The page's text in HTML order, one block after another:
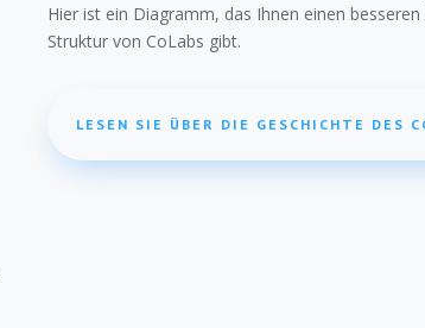
Hier ist ein Diagramm, das Ihnen einen
Struktur von CoLabs gibt.
LESEN SIE ÜBER DIE GESCHICHTE DES